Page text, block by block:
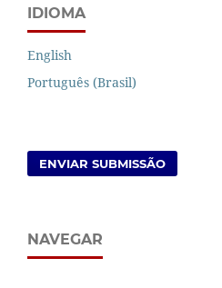
IDIOMA
English
Português (Brasil)
ENVIAR SUBMISSÃO
NAVEGAR